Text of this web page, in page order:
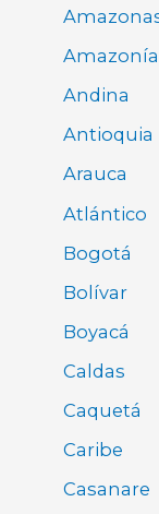
Amazonía
Andina
Antioquia
Arauca
Atlántico
Bogotá
Bolívar
Boyacá
Caldas
Caquetá
Caribe
Casanare